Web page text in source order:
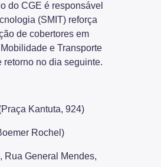
do CGE é responsável
(SMIT) reforça
de cobertores em
e Transporte
no dia seguinte.
Kantuta, 924)
Rochel)
Rua General Mendes,